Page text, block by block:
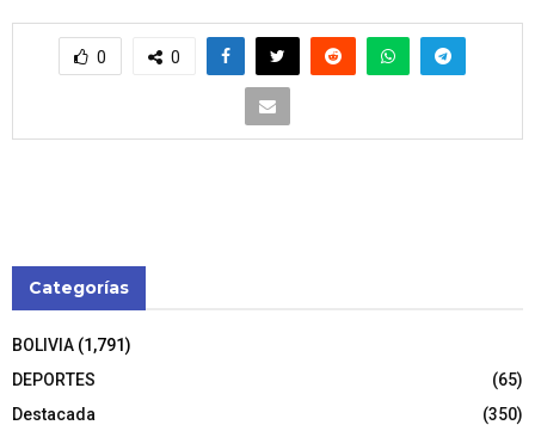
0 0
Categorías
BOLIVIA (1,791)
DEPORTES
(65)
Destacada
(350)